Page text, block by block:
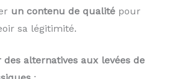
un contenu de qualité pour
sa légitimité.
des alternatives aux levées de